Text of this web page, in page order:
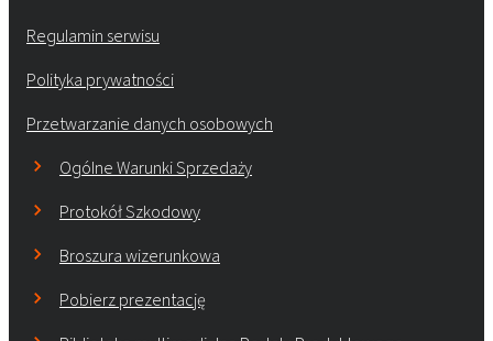
Regulamin serwisu
Polityka prywatności
Przetwarzanie danych osobowych
Ogólne Warunki Sprzedaży
Protokół Szkodowy
Broszura wizerunkowa
Pobierz prezentację